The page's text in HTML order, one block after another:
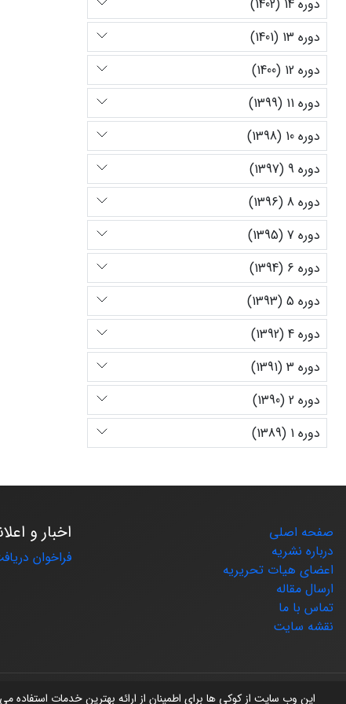
این وب سایت از کوکی ها برای اطمینان از ارائه بهترین خدمات استفاده
دوره 14 (1402)
دوره 13 (1401)
دوره 12 (1400)
دوره 11 (1399)
دوره 10 (1398)
دوره 9 (1397)
دوره 8 (1396)
دوره 7 (1395)
دوره 6 (1394)
دوره 5 (1393)
دوره 4 (1392)
دوره 3 (1391)
دوره 2 (1390)
دوره 1 (1389)
صفحه اصلی
درباره نشریه
اعضای هیات تحریریه
ارسال مقاله
تماس با ما
نقشه سایت
اخبار و
فراخوان
© سامانه مدیریت نشریات علمی.طراحی و پیاده سازی ازسیناوب